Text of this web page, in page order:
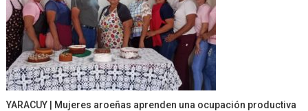
YARACUY | Mujeres aroeñas aprenden una ocupación productiva